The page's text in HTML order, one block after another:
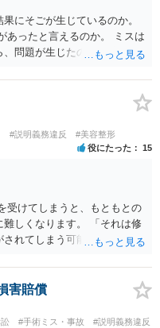
求が可能な余地があります。
以上金銭の請求はしませ
と， 上記の請求は，基本的
にそごが生じているのか。
あったと言えるのか。 ミスは
問題が生じたのか。 美容整
#説明義務違反 #美容整形
役にたった 15
受けてしまうと、もともとの
しくなります。 「それは修
れてしまう可能性があるか
受けるまえに弁護士に相談
します。
害賠償
#手術ミス・事故 #説明義務違反